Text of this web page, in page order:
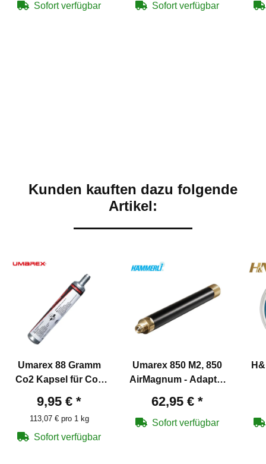
Sofort verfügbar Sofort verfügbar
Kunden kauften dazu folgende
Artikel:
Umarex 88 Gramm
Co2 Kapsel für Co2
9,95 € *
113,07 € pro 1 kg
Sofort verfügbar
Umarex 850 M2, 850
AirMagnum - Adapter
Co2-Kapseln
62,95 € *
Sofort verfügbar